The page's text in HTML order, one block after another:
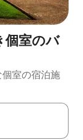
個室のバ
室の宿泊施
使って移動するか